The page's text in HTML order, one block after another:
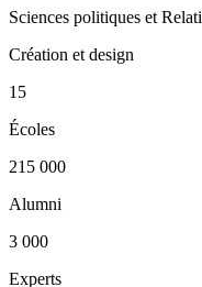
Sciences politiques et
Création et design
15
Écoles
215 000
Alumni
3 000
Experts